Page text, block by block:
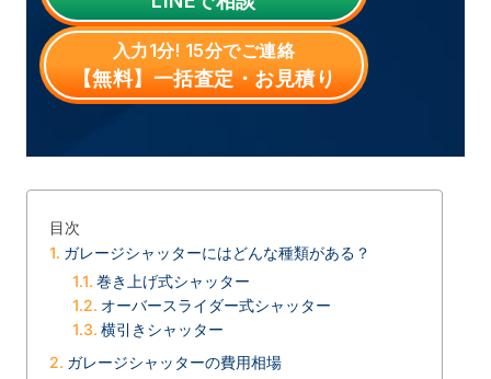
入力1分! 15分でご連絡
【無料】一括査定・お見積り
目次
ガレージシャッターにはどんな種類がある？
巻き上げ式シャッター
オーバースライダー式シャッター
横引きシャッター
ガレージシャッターの費用相場